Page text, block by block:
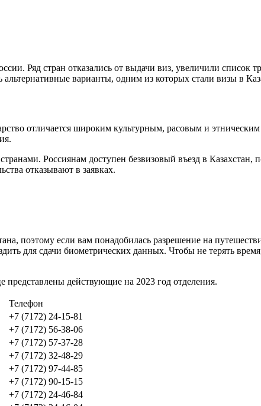
Ряд стран отказались от выдачи виз, увеличили список
варианты, одним из которых стали визы в
отличается широким культурным, расовым и
Россиянам доступен безвизовый въезд в Казахстан,
отказывают в заявках.
поэтому если вам понадобилась разрешение на
для сдачи биометрических данных. Чтобы не терять
представлены действующие на 2023 год отделения.
Телефон
+7 (7172) 24-15-81
+7 (7172) 56-38-06
+7 (7172) 57-37-28
+7 (7172) 32-48-29
+7 (7172) 97-44-85
+7 (7172) 90-15-15
+7 (7172) 24-46-84